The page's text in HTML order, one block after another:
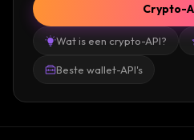
Wat is een crypto-API?
Beste wallet-API's
Crypto-